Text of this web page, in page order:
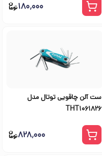
۱۸۰٬۰۰۰
ست آلن چاقویی توتال مدل
THT1061826
۸۲۸٬۰۰۰